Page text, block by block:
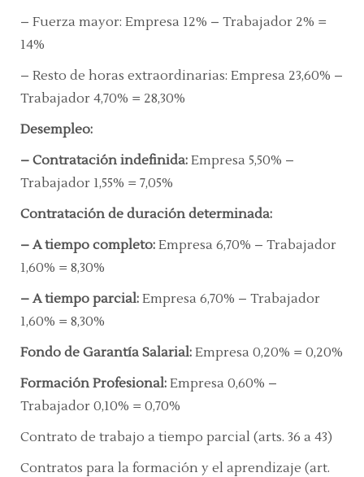
– Fuerza mayor: Empresa 12% – Trabajador 2% =
14%
– Resto de horas extraordinarias: Empresa 23,60% –
Trabajador 4,70% = 28,30%
Desempleo:
– Contratación indefinida: Empresa 5,50% –
Trabajador 1,55% = 7,05%
Contratación de duración determinada:
– A tiempo completo: Empresa 6,70% – Trabajador
1,60% = 8,30%
– A tiempo parcial: Empresa 6,70% – Trabajador
1,60% = 8,30%
Fondo de Garantía Salarial: Empresa 0,20% = 0,20%
Formación Profesional: Empresa 0,60% –
Trabajador 0,10% = 0,70%
Contrato de trabajo a tiempo parcial (arts. 36 a 43)
Contratos para la formación y el aprendizaje (art.